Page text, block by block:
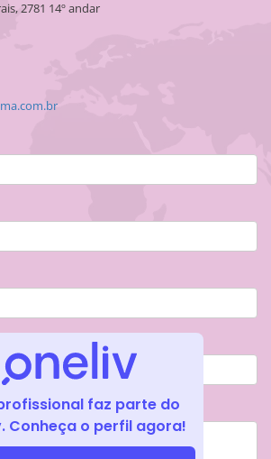
faz parte do
Conheça o perfil agora!
2781 14º andar